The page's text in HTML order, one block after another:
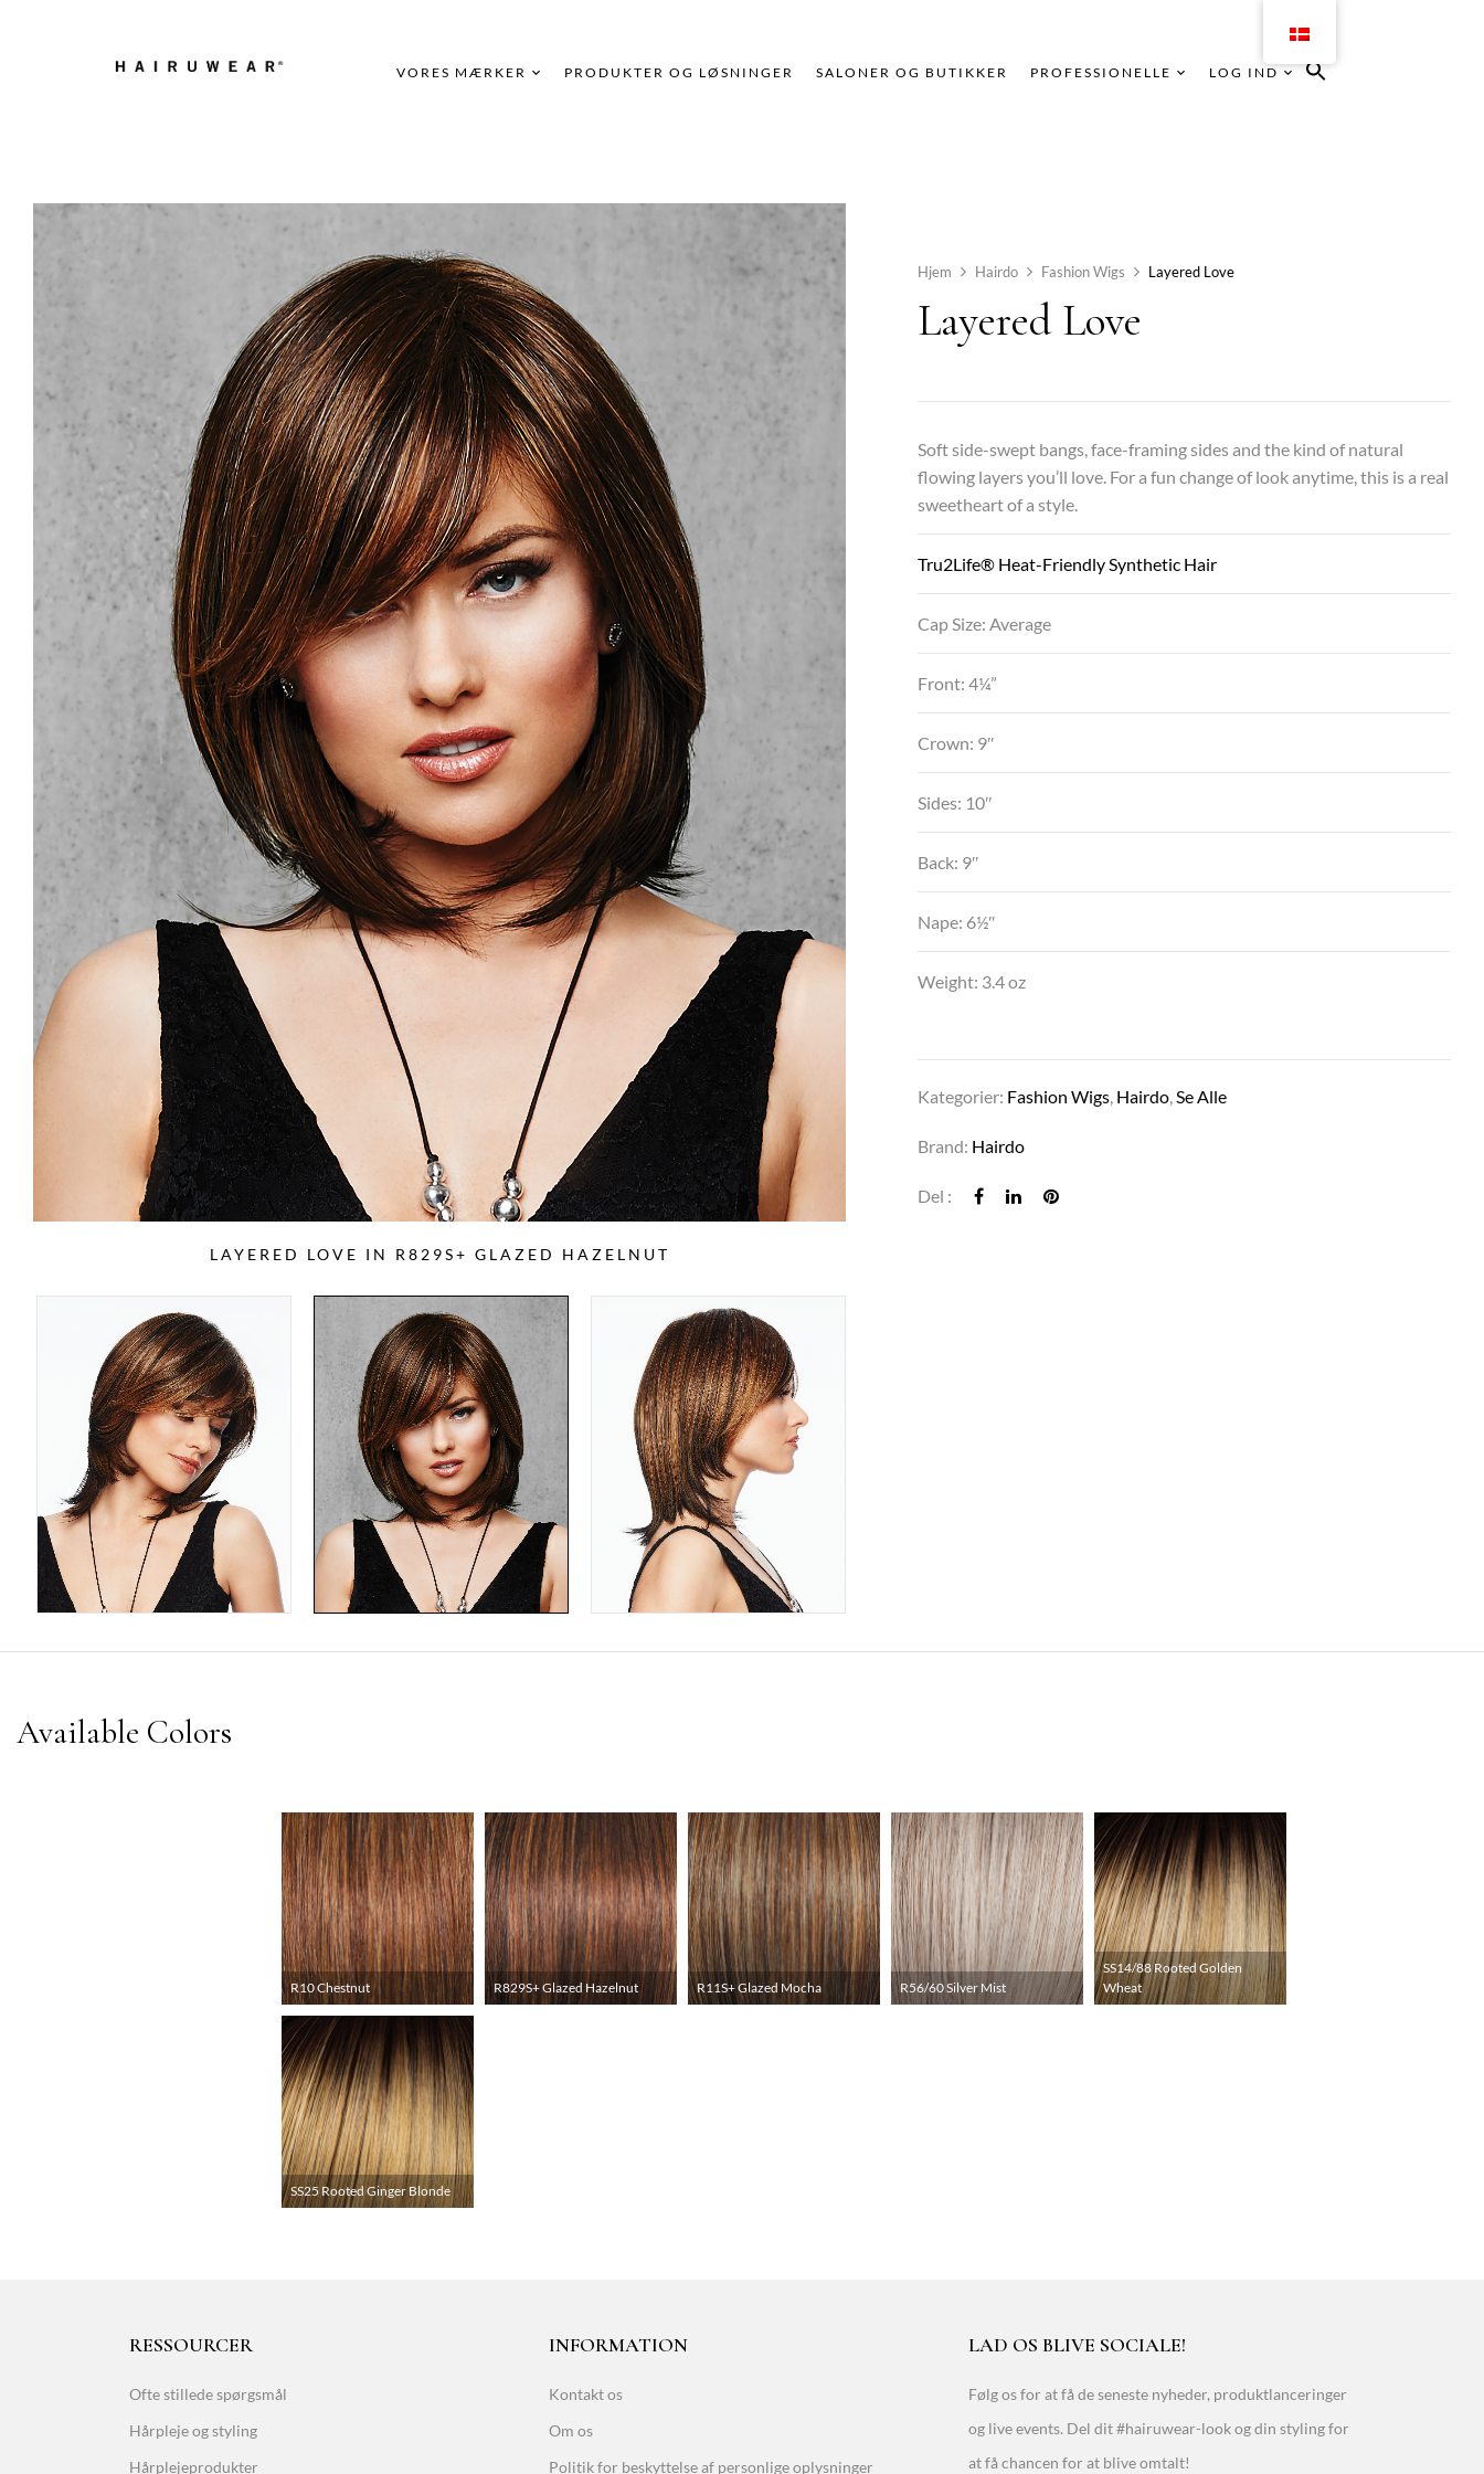
VORES MÆRKER PRODUKTER OG LØSNINGER SALONER OG BUTIKKER PROFESSIONELLE LOG IND
LAYERED LOVE IN R829S+ GLAZED HAZELNUT
Hjem Hairdo Fashion Wigs Layered Love
Layered Love
Soft side-swept bangs, face-framing sides and the kind of natural
flowing layers you’ll love. For a fun change of look anytime, this is a real
sweetheart of a style.
Tru2Life® Heat-Friendly Synthetic Hair
Cap Size: Average
Front: 4¼”
Crown: 9″
Sides: 10″
Back: 9″
Nape: 6½″
Weight: 3.4 oz
Kategorier: Fashion Wigs, Hairdo,Se Alle
Brand: Hairdo
Del :
R10 Chestnut R829S+ Glazed Hazelnut R11S+ Glazed Mocha R56/60 Silver Mist
SS14/88 Rooted Golden
Wheat
SS25 Rooted Ginger Blonde
RESSOURCER
Ofte stillede spørgsmål
Hårpleje og styling
Hårplejeprodukter
INFORMATION
Kontakt os
Om os
Politik for beskyttelse af personlige oplysninger
LAD OS BLIVE SOCIALE!
Følg os for at få de seneste nyheder, produktlanceringer
og live events. Del dit #hairuwear-look og din styling for
at få chancen for at blive omtalt!